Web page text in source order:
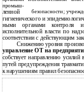
промыш-
ленной безопасности;
гигиенического и
ными органами контроля
исполнительной власти по
соответствии с действующим
Снижению уровня
управление ОТ на
собствует направлению
путей предупреждения
к нарушениям правил